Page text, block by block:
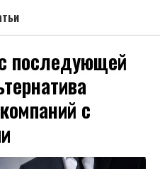
последующей
с